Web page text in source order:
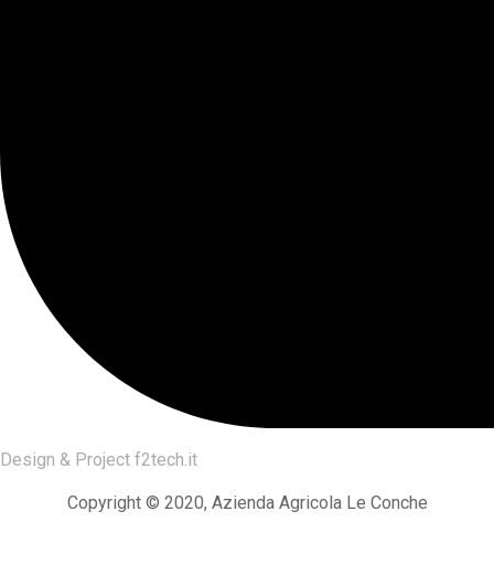
Design & Project f2tech.it
Copyright © 2020, Azienda Agricola Le Conche